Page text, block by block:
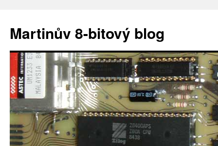
obsahu
webu
Martinův 8-bitový blog